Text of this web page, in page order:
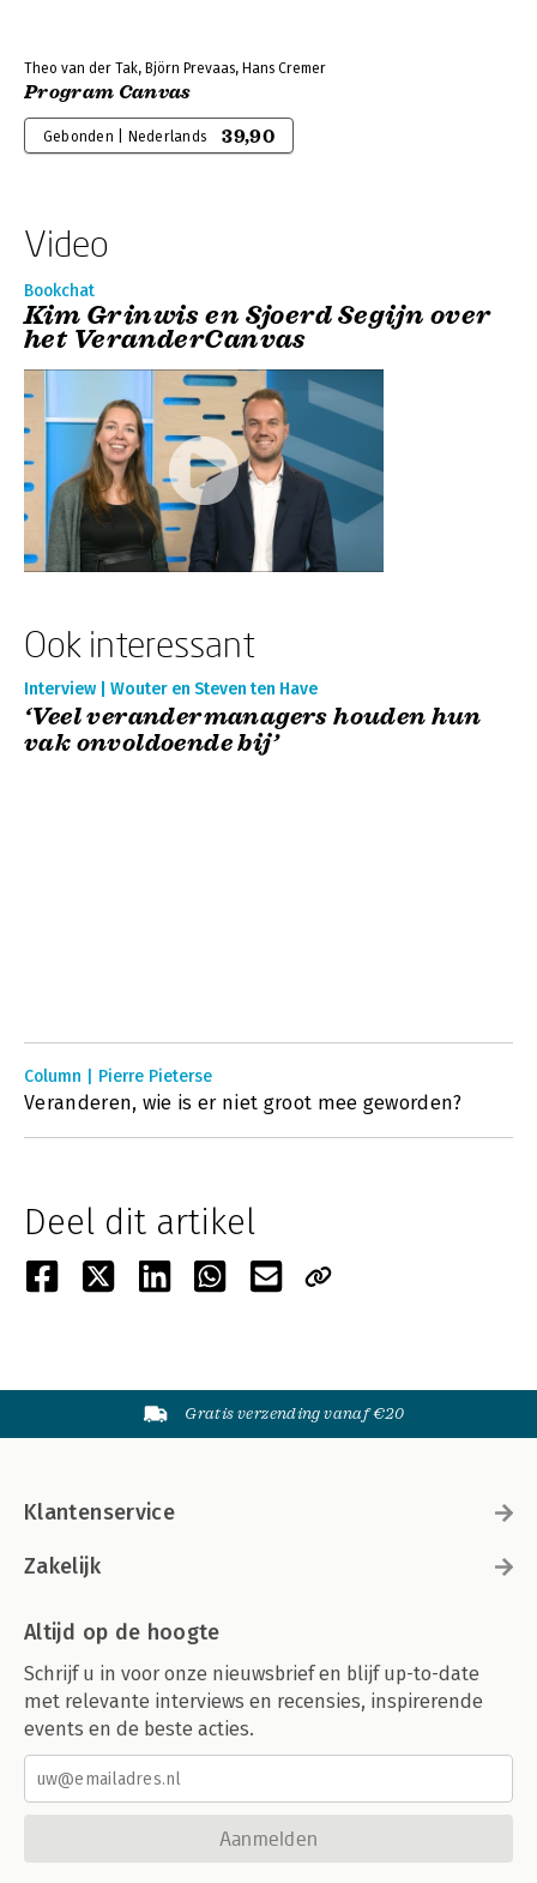
Theo van der Tak, Björn Prevaas, Hans Cremer
Program Canvas
Gebonden | Nederlands 39,90
Video
Bookchat
Kim Grinwis en Sjoerd Segijn over
het VeranderCanvas
Ook interessant
Interview | Wouter en Steven ten Have
‘Veel verandermanagers houden hun
vak onvoldoende bij’
Column | Pierre Pieterse
Veranderen, wie is er niet groot mee geworden?
Deel dit artikel
Gratis verzending vanaf €20
Klantenservice
Zakelijk
Altijd op de hoogte
Schrijf u in voor onze nieuwsbrief en blijf up-to-date
met relevante interviews en recensies, inspirerende
events en de beste acties.
Aanmelden